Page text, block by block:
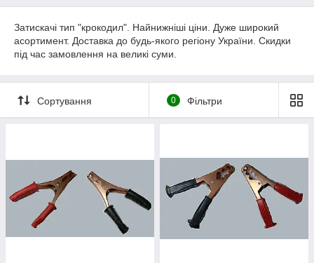
Затискачі тип "крокодил". Найнижніші ціни. Дуже широкий
асортимент. Доставка до будь-якого регіону України. Скидки
під час замовлення на великі суми.
Сортування 0 Фільтри